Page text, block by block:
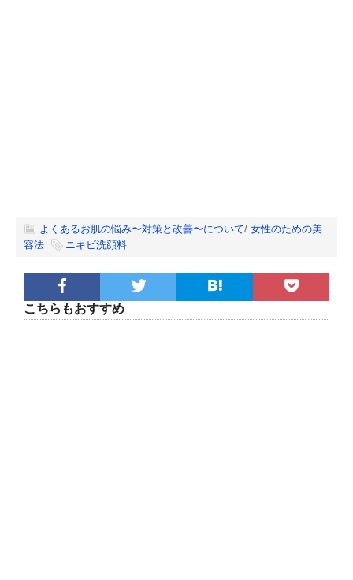
よくあるお肌の悩み〜対策と改善〜について/ 女性のための美
容法
ニキビ洗顔料
こちらもおすすめ